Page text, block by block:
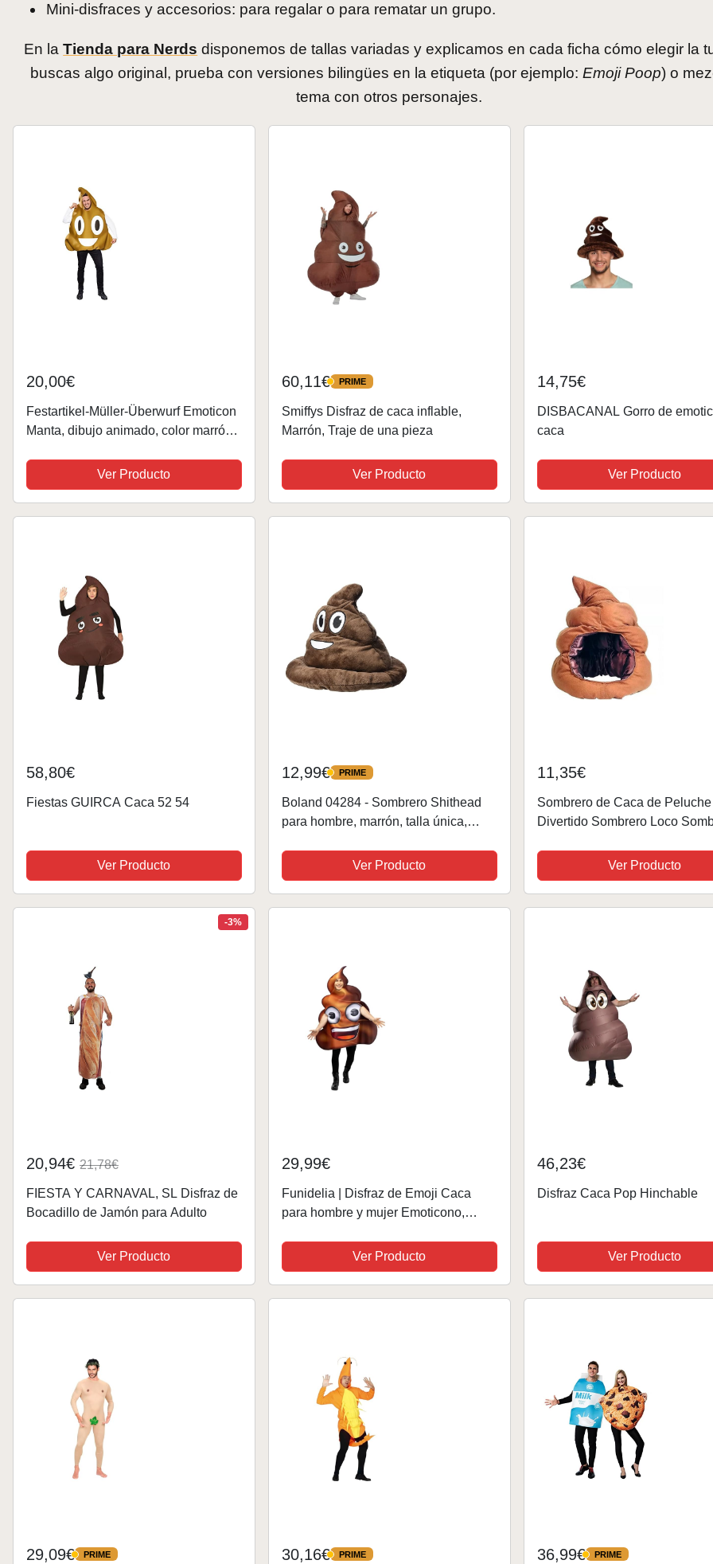
Mini-disfraces y accesorios: para regalar o para rematar un grupo.
En laTienda para Nerds disponemos de tallas variadas y explicamos en cada ficha cómo elegir la
buscas algo original, prueba con versiones bilingües en la etiqueta (por ejemplo:Emoji Poop) o
tema con otros personajes.
20,00€
Festartikel-Müller-Überwurf Emoticon
Manta, dibujo animado, color marrón,
Ver Producto
60,11€ PRIME
PRIME
Smiffys Disfraz de caca inflable,
Marrón, Traje de una pieza
Ver Producto
14,75€
DISBACANAL Gorro de
caca
Ver Producto
58,80€
Fiestas GUIRCA Caca 52 54
Ver Producto
12,99€ PRIME
PRIME
Boland 04284 - Sombrero Shithead
para hombre, marrón, talla única,
fiesta temáticaVer Producto
11,35€
Sombrero de Caca de Peluche
Divertido Sombrero Loco
Carnaval Sombrero Cosplay
Accesorio de Fiesta
Ver Producto
-3%
20,94€ 21,78€
FIESTA Y CARNAVAL, SL Disfraz de
Bocadillo de Jamón para Adulto
Ver Producto
29,99€
Funidelia | Disfraz de Emoji Caca
para hombre y mujer Emoticono,
Disfraz para adultos y divertidos
accesorios para Fiestas,...
Ver Producto
46,23€
Disfraz Caca Pop Hinchable
Ver Producto
29,09€ PRIME
PRIME 30,16€ PRIME
PRIME 36,99€ PRIME
PRIME